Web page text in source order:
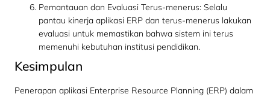
Pemantauan dan Evaluasi Terus-menerus: Selalu
pantau kinerja aplikasi ERP dan terus-menerus lakukan
evaluasi untuk memastikan bahwa sistem ini terus
memenuhi kebutuhan institusi pendidikan.
Kesimpulan
Penerapan aplikasi Enterprise Resource Planning (ERP) dalam